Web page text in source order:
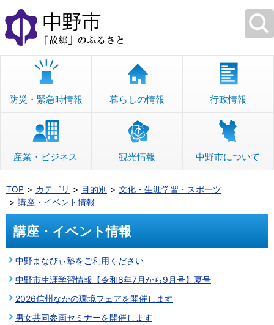
本
文
へ
移
防災・緊急時情報 暮らしの情報 行政情報
産業・ビジネス 観光情報 中野市について
TOP カテゴリ 目的別
文化・生涯学習・スポーツ
講座・イベント情報
講座・イベント情報
中野まなびぃ塾をご利用ください
中野市生涯学習情報【令和8年7月から9月号】夏号
2026信州なかの環境フェアを開催します
男女共同参画セミナーを開催します